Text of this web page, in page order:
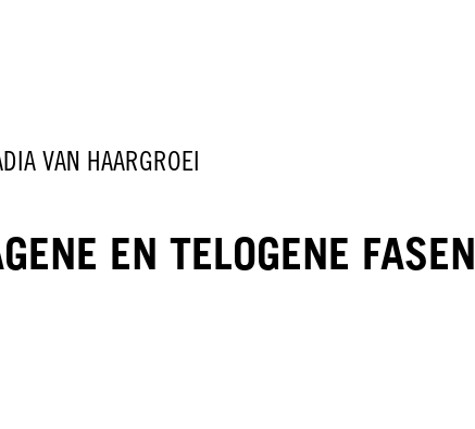
VAN HAARGROEI
EN TELOGENE FASEN